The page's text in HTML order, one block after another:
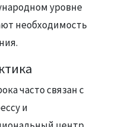
уровне
необходимость
часто связан с
и